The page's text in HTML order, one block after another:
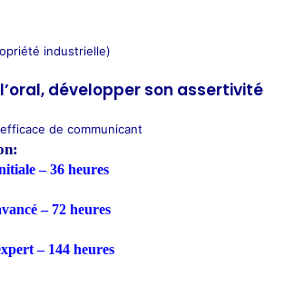
industrielle)
développer son assertivité
de communicant
– 36 heures
– 72 heures
– 144 heures